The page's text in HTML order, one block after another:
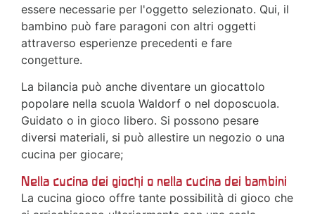
essere necessarie per l'oggetto selezionato. Qui, il
bambino può fare paragoni con altri oggetti
attraverso esperienze precedenti e fare
congetture.
La bilancia può anche diventare un giocattolo
popolare nella scuola Waldorf o nel doposcuola.
Guidato o in gioco libero. Si possono pesare
diversi materiali, si può allestire un negozio o una
cucina per giocare;
Nella cucina dei giochi o nella cucina dei bambini
La cucina gioco offre tante possibilità di gioco che